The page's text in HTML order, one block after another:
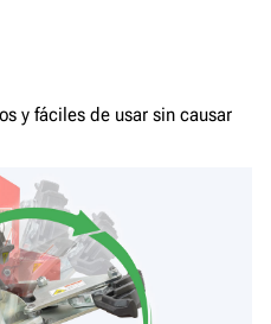
y fáciles de usar sin causar